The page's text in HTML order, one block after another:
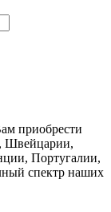
приобрести
Швейцарии,
Португалии,
спектр наших